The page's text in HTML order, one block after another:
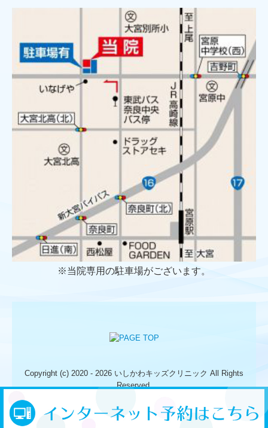
※当院専用の駐車場がございます。
Copyright (c) 2020 - 2026 いしかわキッズクリニック All Rights
Reserved.